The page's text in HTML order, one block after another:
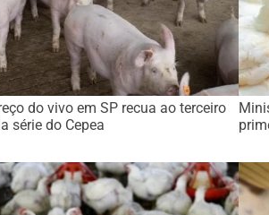
do vivo em SP recua ao terceiro
série do Cepea